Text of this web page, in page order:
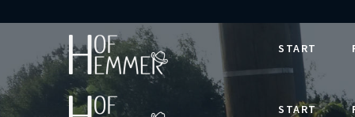
START
START